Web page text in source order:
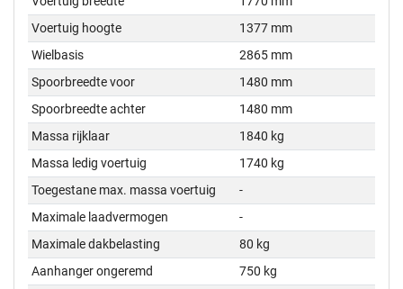
Voertuig hoogte
1377 mm
Wielbasis
2865 mm
Spoorbreedte voor
1480 mm
Spoorbreedte achter
1480 mm
Massa rijklaar
1840 kg
Massa ledig voertuig
1740 kg
Toegestane max. massa voertuig
-
Maximale laadvermogen
-
Maximale dakbelasting
80 kg
Aanhanger ongeremd
750 kg